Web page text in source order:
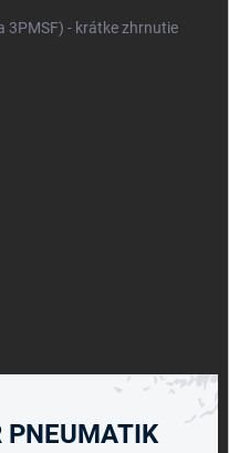
3PMSF) - krátke zhrnutie
PNEUMATIK